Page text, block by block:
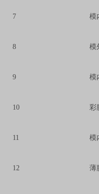
7 模
8 模
9 模
10 彩
11 模
12 薄